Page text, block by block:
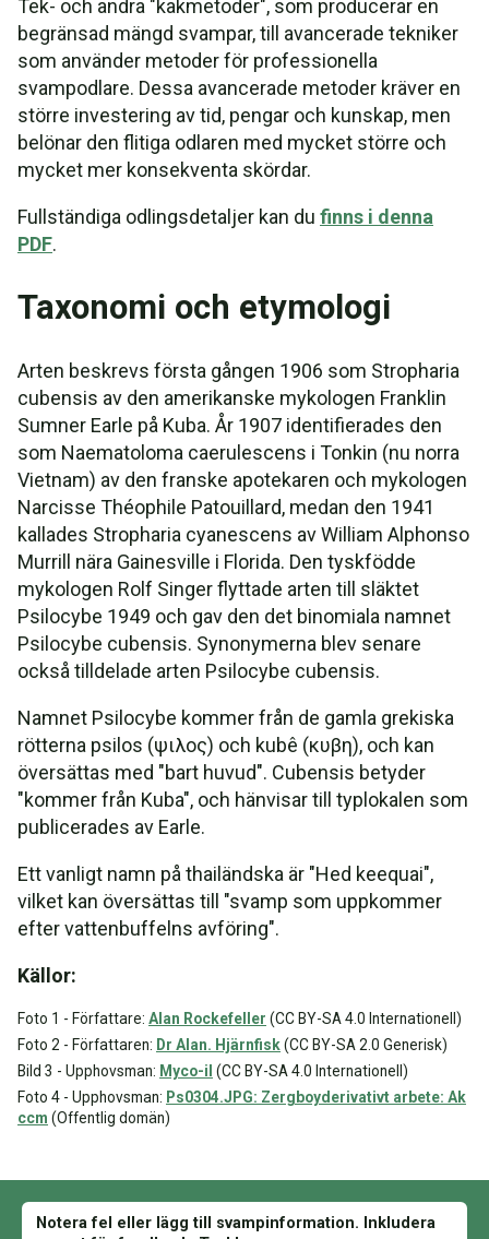
Tek- och andra "kakmetoder", som producerar en
begränsad mängd svampar, till avancerade tekniker
som använder metoder för professionella
svampodlare. Dessa avancerade metoder kräver en
större investering av tid, pengar och kunskap, men
belönar den flitiga odlaren med mycket större och
mycket mer konsekventa skördar.
Fullständiga odlingsdetaljer kan du finns i denna
PDF.
Taxonomi och etymologi
Arten beskrevs första gången 1906 som Stropharia
cubensis av den amerikanske mykologen Franklin
Sumner Earle på Kuba. År 1907 identifierades den
som Naematoloma caerulescens i Tonkin (nu norra
Vietnam) av den franske apotekaren och mykologen
Narcisse Théophile Patouillard, medan den 1941
kallades Stropharia cyanescens av William Alphonso
Murrill nära Gainesville i Florida. Den tyskfödde
mykologen Rolf Singer flyttade arten till släktet
Psilocybe 1949 och gav den det binomiala namnet
Psilocybe cubensis. Synonymerna blev senare
också tilldelade arten Psilocybe cubensis.
Namnet Psilocybe kommer från de gamla grekiska
rötterna psilos (ψιλος) och kubê (κυβη), och kan
översättas med "bart huvud". Cubensis betyder
"kommer från Kuba", och hänvisar till typlokalen som
publicerades av Earle.
Ett vanligt namn på thailändska är "Hed keequai",
vilket kan översättas till "svamp som uppkommer
efter vattenbuffelns avföring".
Källor:
Foto 1 - Författare: Alan Rockefeller (CC BY-SA 4.0 Internationell)
Foto 2 - Författaren: Dr Alan. Hjärnfisk(CC BY-SA 2.0 Generisk)
Bild 3 - Upphovsman: Myco-il (CC BY-SA 4.0 Internationell)
Foto 4 - Upphovsman: Ps0304.JPG: Zergboyderivativt arbete: Ak
ccm (Offentlig domän)